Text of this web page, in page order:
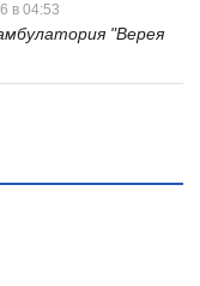
в 04:53
"Верея